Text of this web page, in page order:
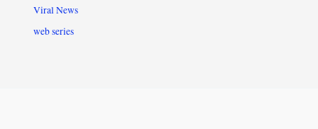
Viral News
web series